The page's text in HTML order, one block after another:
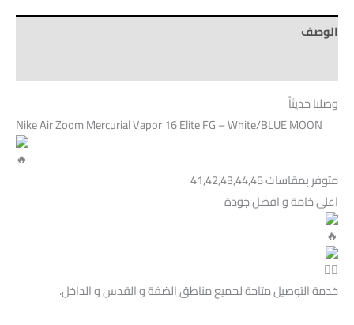
الوصف
وصلنا حديثاً
Nike Air Zoom Mercurial Vapor 16 Elite FG – White/BLUE MOON
متوفر بمقاسات 41,42,43,44,45
اعلى خامة و افضل جودة
خدمة التوصيل متاحة لجميع مناطق الضفة و القدس و الداخل.